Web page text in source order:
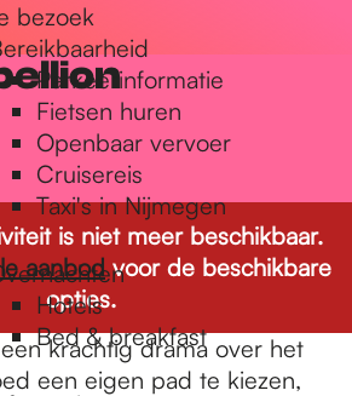
bezoek
Parkeerinformatie
Fietsen huren
Openbaar vervoer
Cruisereis
Taxi's in Nijmegen
Hotels
Bed & breakfast
is niet meer beschikbaar.
aanbodvoor de beschikbare
opties.
krachtig drama over het
een eigen pad te kiezen,